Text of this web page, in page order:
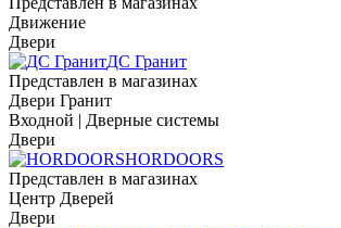
Движение
Двери
ДС Гранит
Представлен в магазинах
Двери Гранит
Входной | Дверные системы
Двери
HORDOORS
Представлен в магазинах
Центр Дверей
Двери